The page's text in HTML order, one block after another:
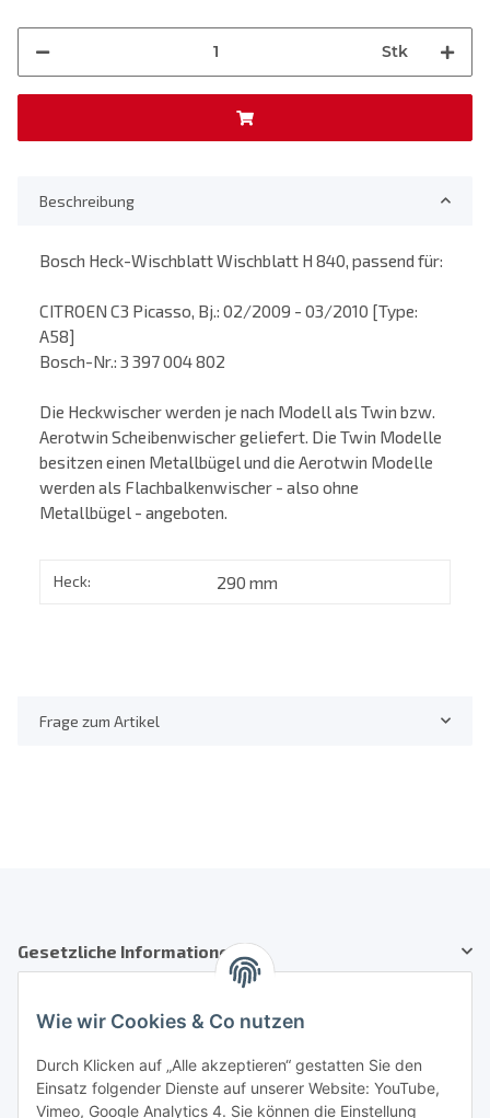
Stk
Beschreibung
Bosch Heck-Wischblatt Wischblatt H 840, passend für:
CITROEN C3 Picasso, Bj.: 02/2009 - 03/2010 [Type:
A58]
Bosch-Nr.: 3 397 004 802
Die Heckwischer werden je nach Modell als Twin bzw.
Aerotwin Scheibenwischer geliefert. Die Twin Modelle
besitzen einen Metallbügel und die Aerotwin Modelle
werden als Flachbalkenwischer - also ohne
Metallbügel - angeboten.
Heck: 290 mm
Frage zum Artikel
Gesetzliche Informationen
Email: info@auto-equipment.ch
Wie wir Cookies & Co nutzen
Durch Klicken auf „Alle akzeptieren“ gestatten Sie den
Einsatz folgender Dienste auf unserer Website: YouTube,
Vimeo, Google Analytics 4. Sie können die Einstellung